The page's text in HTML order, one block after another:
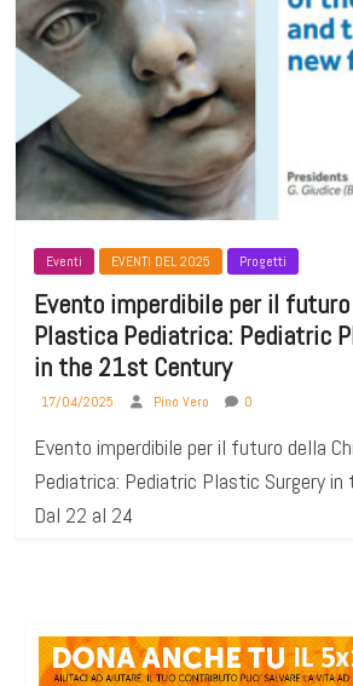
Eventi EVENTI DEL 2025 Progetti
Evento imperdibile per il
Plastica Pediatrica: Pediatric
in the 21st Century
17/04/2025 Pino Vero 0
Evento imperdibile per il futuro della
Pediatrica: Pediatric Plastic Surgery
Dal 22 al 24